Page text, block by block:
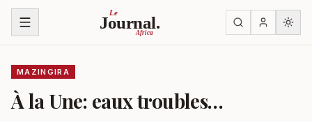
Ruka kwenye yaliyomo
Le
Journal.
Africa
MAZINGIRA
À la Une: eaux troubles…